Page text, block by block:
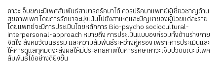
ภาวะเจ็บขณะมีเพศสัมพันธ์สามารถรักษาได้ ควรปรึกษาแพทย์ผู้เชี่ยวชาญด้าน
สุขภาพเพศ โดยการรักษาจะมุ่งเน้นไปยังสาเหตุและปัญหาของผู้ป่วยแต่ละราย
โดยแพทย์จะมีการประเมินโดยหลักการ Bio-psycho sociocultural-
interpersonal-approach หมายถึง การประเมินแบบองค์รวมทั้งด้านร่างกาย
จิตใจ สังคมวัฒนธรรม และความสัมพันธ์ระหว่างคู่ครอง เพราะการประเมินและ
ให้การดูแลทุกมิติจะส่งผลให้มีประสิทธิภาพในการรักษาภาวะเจ็บปวดขณะมีเพศ
สัมพันธ์ได้อย่างดียิ่งขึ้น